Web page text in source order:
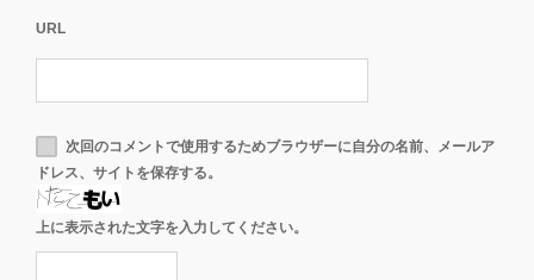
URL
次回のコメントで使用するためブラウザーに自分の名前、メールア
ドレス、サイトを保存する。
上に表示された文字を入力してください。